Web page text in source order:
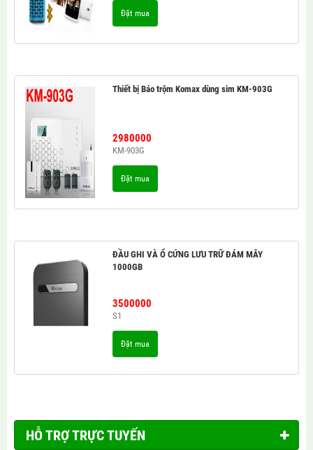
Đặt mua
Thiết bị Báo trộm Komax dùng sim KM-903G
2980000
KM-903G
Đặt mua
ĐẦU GHI VÀ Ổ CỨNG LƯU TRỮ ĐÁM MÂY
1000GB
3500000
S1
Đặt mua
HỖ TRỢ TRỰC TUYẾN